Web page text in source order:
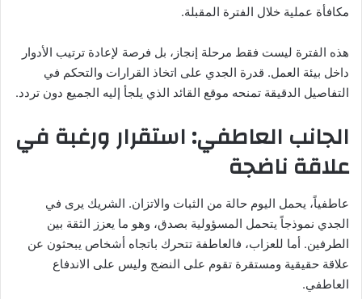
مكافأة عملية خلال الفترة المقبلة.
هذه الفترة ليست فقط مرحلة إنجاز، بل فرصة لإعادة ترتيب الأدوار
داخل بيئة العمل. قدرة الجدي على اتخاذ القرارات والتحكم في
التفاصيل الدقيقة تمنحه موقع القائد الذي يلجأ إليه الجميع دون تردد.
الجانب العاطفي: استقرار ورغبة في
علاقة ناضجة
عاطفياً، يحمل اليوم حالة من الثبات والاتزان. الشريك يرى في
الجدي نموذجاً يتحمل المسؤولية بصدق، وهو ما يعزز الثقة بين
الطرفين. أما للعزاب، فالعاطفة تتحرك باتجاه أشخاص يبحثون عن
علاقة حقيقية ومستقرة تقوم على النضج وليس على الاندفاع
العاطفي.